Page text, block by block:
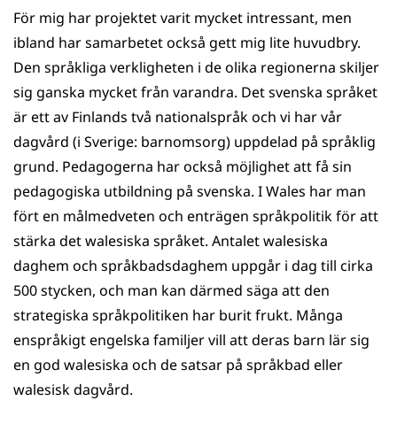
För mig har projektet varit mycket intressant, men
ibland har samarbetet också gett mig lite huvudbry.
Den språkliga verkligheten i de olika regionerna skiljer
sig ganska mycket från varandra. Det svenska språket
är ett av Finlands två nationalspråk och vi har vår
dagvård (i Sverige: barnomsorg) uppdelad på språklig
grund. Pedagogerna har också möjlighet att få sin
pedagogiska utbildning på svenska. I Wales har man
fört en målmedveten och enträgen språkpolitik för att
stärka det walesiska språket. Antalet walesiska
daghem och språkbadsdaghem uppgår i dag till cirka
500 stycken, och man kan därmed säga att den
strategiska språkpolitiken har burit frukt. Många
enspråkigt engelska familjer vill att deras barn lär sig
en god walesiska och de satsar på språkbad eller
walesisk dagvård.